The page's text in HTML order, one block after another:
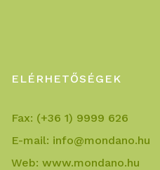
ELÉRHETŐSÉGEK
Fax: (+36 1) 9999 626
E-mail: info@mondano.hu
Web: www.mondano.hu